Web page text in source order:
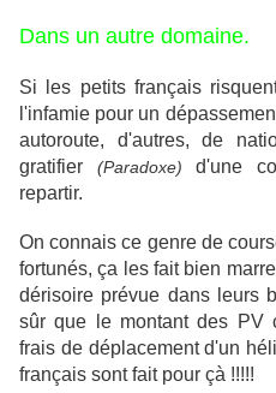
Dans un autre domaine.
Si les petits français
l'infamie pour un
autoroute, d'autres, de
gratifier (Paradoxe) d'une
repartir.
On connais ce genre de
fortunés, ça les fait bien
dérisoire prévue dans leurs
sûr que le montant des PV
frais de déplacement d'un
français sont fait pour çà !!!!!